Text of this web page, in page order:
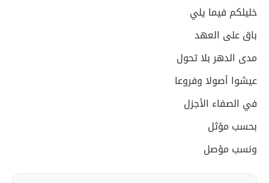
خليلكم فيما يلي
باق على العهد
مدى الدهر بلا تحول
عيشوا أصولا وفروعا
في الصفاء الأجزل
بحسب مؤثل
ونسب مؤصل